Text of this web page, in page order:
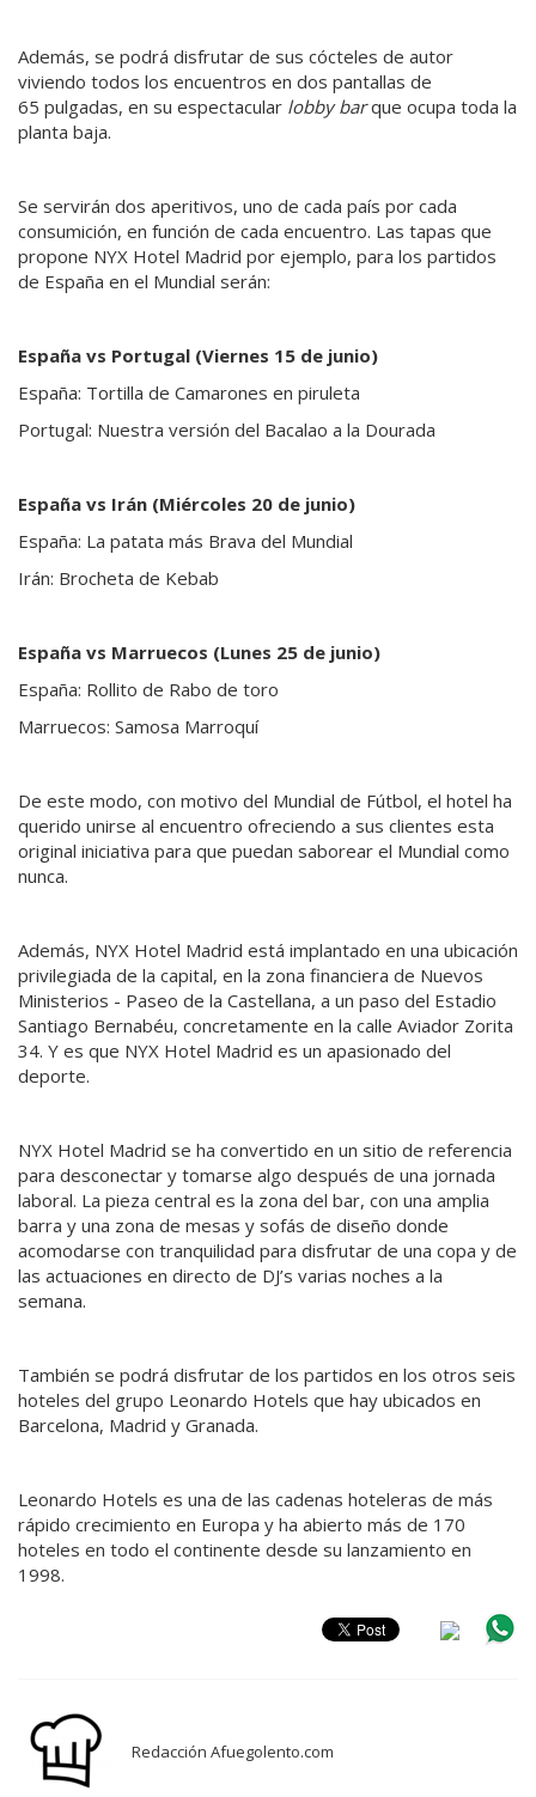
Además, se podrá disfrutar de sus cócteles de autor
viviendo todos los encuentros en dos pantallas de
65 pulgadas, en su espectacular lobby barque ocupa toda la
planta baja.
Se servirán dos aperitivos, uno de cada país por cada
consumición, en función de cada encuentro. Las tapas que
propone NYX Hotel Madrid por ejemplo, para los partidos
de España en el Mundial serán:
España vs Portugal (Viernes 15 de junio)
España: Tortilla de Camarones en piruleta
Portugal: Nuestra versión del Bacalao a la Dourada
España vs Irán (Miércoles 20 de junio)
España: La patata más Brava del Mundial
Irán: Brocheta de Kebab
España vs Marruecos (Lunes 25 de junio)
España: Rollito de Rabo de toro
Marruecos: Samosa Marroquí
De este modo, con motivo del Mundial de Fútbol, el hotel ha
querido unirse al encuentro ofreciendo a sus clientes esta
original iniciativa para que puedan saborear el Mundial como
nunca.
Además, NYX Hotel Madrid está implantado en una ubicación
privilegiada de la capital, en la zona financiera de Nuevos
Ministerios - Paseo de la Castellana, a un paso del Estadio
Santiago Bernabéu, concretamente en la calle Aviador Zorita
34. Y es que NYX Hotel Madrid es un apasionado del
deporte.
NYX Hotel Madrid se ha convertido en un sitio de referencia
para desconectar y tomarse algo después de una jornada
laboral. La pieza central es la zona del bar, con una amplia
barra y una zona de mesas y sofás de diseño donde
acomodarse con tranquilidad para disfrutar de una copa y de
las actuaciones en directo de DJ’s varias noches a la
semana.
También se podrá disfrutar de los partidos en los otros seis
hoteles del grupo Leonardo Hotels que hay ubicados en
Barcelona, Madrid y Granada.
Leonardo Hotels es una de las cadenas hoteleras de más
rápido crecimiento en Europa y ha abierto más de 170
hoteles en todo el continente desde su lanzamiento en
1998.
Redacción Afuegolento.com